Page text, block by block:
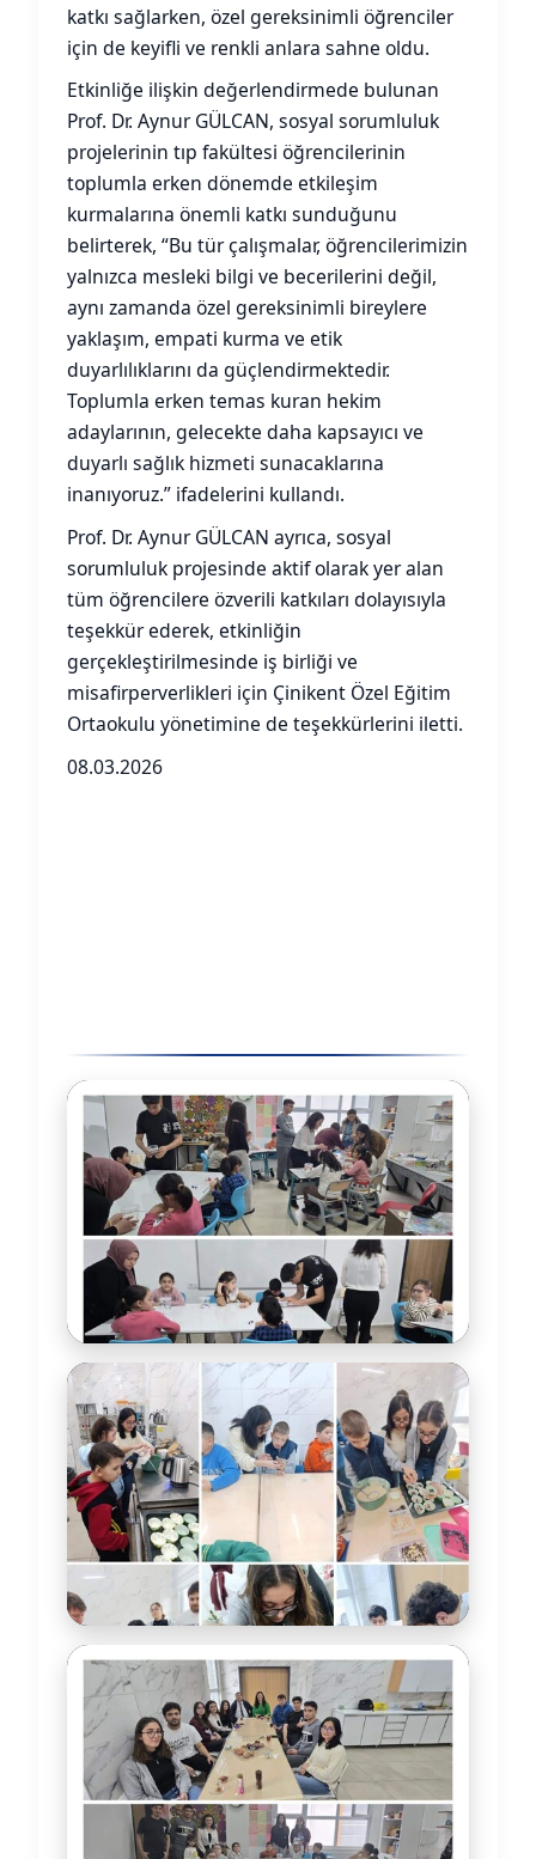
katkı sağlarken, özel gereksinimli öğrenciler
için de keyifli ve renkli anlara sahne oldu.
Etkinliğe ilişkin değerlendirmede bulunan
Prof. Dr. Aynur GÜLCAN, sosyal sorumluluk
projelerinin tıp fakültesi öğrencilerinin
toplumla erken dönemde etkileşim
kurmalarına önemli katkı sunduğunu
belirterek, “Bu tür çalışmalar, öğrencilerimizin
yalnızca mesleki bilgi ve becerilerini değil,
aynı zamanda özel gereksinimli bireylere
yaklaşım, empati kurma ve etik
duyarlılıklarını da güçlendirmektedir.
Toplumla erken temas kuran hekim
adaylarının, gelecekte daha kapsayıcı ve
duyarlı sağlık hizmeti sunacaklarına
inanıyoruz.” ifadelerini kullandı.
Prof. Dr. Aynur GÜLCAN ayrıca, sosyal
sorumluluk projesinde aktif olarak yer alan
tüm öğrencilere özverili katkıları dolayısıyla
teşekkür ederek, etkinliğin
gerçekleştirilmesinde iş birliği ve
misafirperverlikleri için Çinikent Özel Eğitim
Ortaokulu yönetimine de teşekkürlerini iletti.
08.03.2026